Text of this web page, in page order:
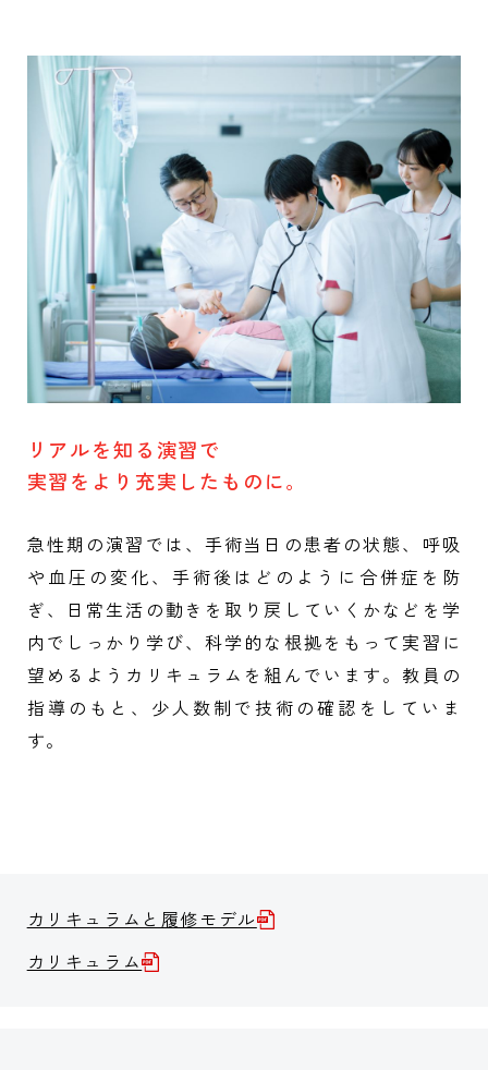
リアルを知る演習で
実習をより充実したものに。
急性期の演習では、手術当日の患者の状態、呼吸
や血圧の変化、手術後はどのように合併症を防
ぎ、日常生活の動きを取り戻していくかなどを学
内でしっかり学び、科学的な根拠をもって実習に
望めるようカリキュラムを組んでいます。教員の
指導のもと、少人数制で技術の確認をしていま
す。
カリキュラムと履修モデル
カリキュラム